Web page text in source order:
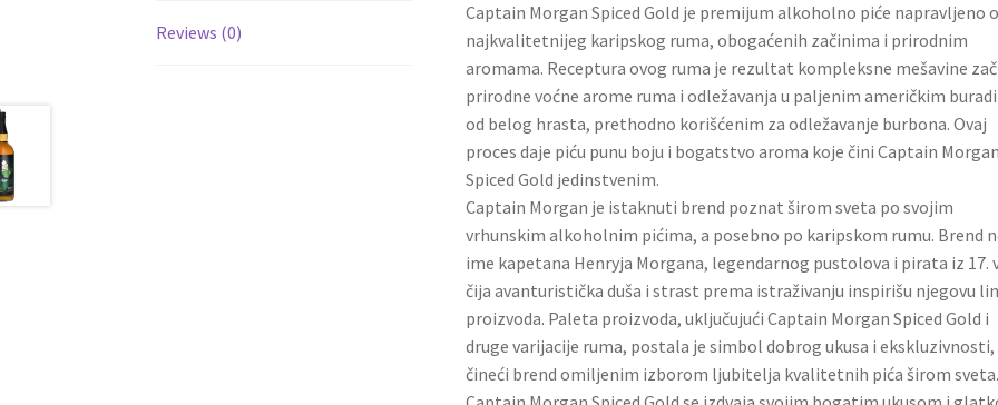
Reviews (0)
Captain Morgan Spiced Gold je premijum alkoholno piće napravljeno
najkvalitetnijeg karipskog ruma, obogaćenih začinima i prirodnim
aromama. Receptura ovog ruma je rezultat kompleksne mešavine
prirodne voćne arome ruma i odležavanja u paljenim američkim
od belog hrasta, prethodno korišćenim za odležavanje burbona. Ovaj
proces daje piću punu boju i bogatstvo aroma koje čini Captain Morgan
Spiced Gold jedinstvenim.
Captain Morgan je istaknuti brend poznat širom sveta po svojim
vrhunskim alkoholnim pićima, a posebno po karipskom rumu. Brend
ime kapetana Henryja Morgana, legendarnog pustolova i pirata iz 17.
čija avanturistička duša i strast prema istraživanju inspirišu njegovu
proizvoda. Paleta proizvoda, uključujući Captain Morgan Spiced Gold i
druge varijacije ruma, postala je simbol dobrog ukusa i ekskluzivnosti,
čineći brend omiljenim izborom ljubitelja kvalitetnih pića širom sveta.